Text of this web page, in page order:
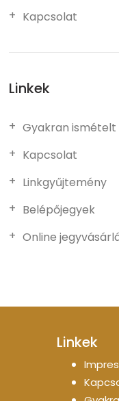
Kapcsolat
Linkek
Gyakran
Kapcsolat
Linkgyűjtemény
Belépőjegyek
Online
Linkek